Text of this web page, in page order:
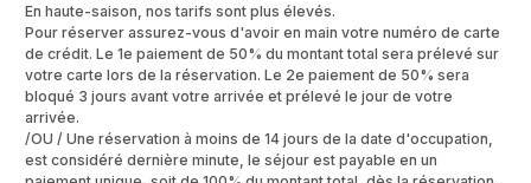
En haute-saison, nos tarifs sont plus élevés.
Pour réserver assurez-vous d'avoir en main votre numéro de carte
de crédit. Le 1e paiement de 50% du montant total sera prélevé sur
votre carte lors de la réservation. Le 2e paiement de 50% sera
bloqué 3 jours avant votre arrivée et prélevé le jour de votre
arrivée.
/OU / Une réservation à moins de 14 jours de la date d'occupation,
est considéré dernière minute, le séjour est payable en un